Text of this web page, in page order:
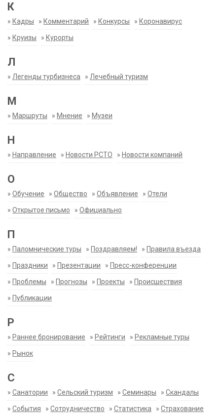
К
» Кадры » Комментарий » Конкурсы » Коронавирус
» Круизы » Курорты
Л
» Легенды турбизнеса » Лечебный туризм
М
» Маршруты » Мнение » Музеи
Н
» Направление » Новости РСТО » Новости компаний
О
» Обучение » Общество » Объявление » Отели
» Открытое письмо » Официально
П
» Паломнические туры » Поздравляем! » Правила въезда
» Праздники » Презентации » Пресс-конференции
» Проблемы » Прогнозы » Проекты » Происшествия
» Публикации
Р
» Раннее бронирование » Рейтинги » Рекламные туры
» Рынок
С
» Санатории » Сельский туризм » Семинары » Скандалы
» События » Сотрудничество » Статистика » Страхование